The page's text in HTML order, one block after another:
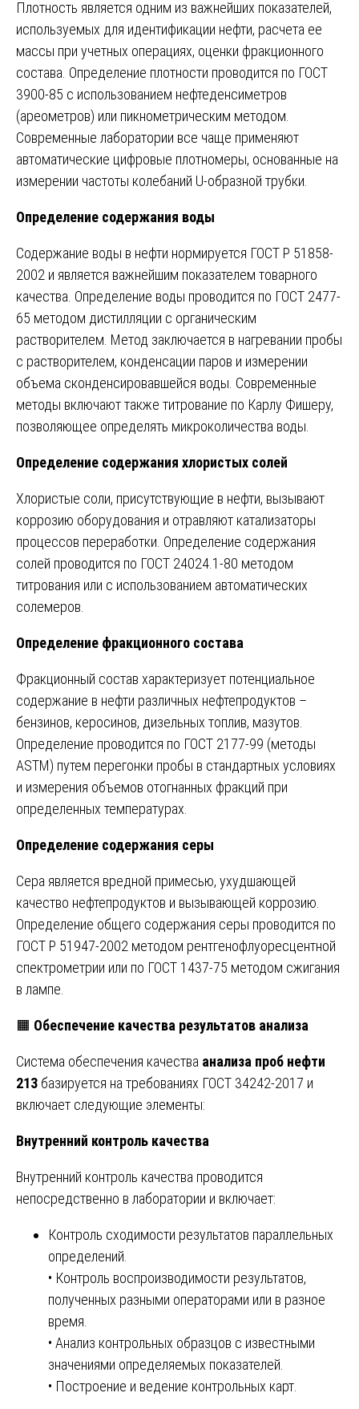
Плотность является одним из важнейших показателей,
используемых для идентификации нефти, расчета ее
массы при учетных операциях, оценки фракционного
состава. Определение плотности проводится по ГОСТ
3900-85 с использованием нефтеденсиметров
(ареометров) или пикнометрическим методом.
Современные лаборатории все чаще применяют
автоматические цифровые плотномеры, основанные на
измерении частоты колебаний U-образной трубки.
Определение содержания воды
Содержание воды в нефти нормируется ГОСТ Р 51858-
2002 и является важнейшим показателем товарного
качества. Определение воды проводится по ГОСТ 2477-
65 методом дистилляции с органическим
растворителем. Метод заключается в нагревании пробы
с растворителем, конденсации паров и измерении
объема сконденсировавшейся воды. Современные
методы включают также титрование по Карлу Фишеру,
позволяющее определять микроколичества воды.
Определение содержания хлористых солей
Хлористые соли, присутствующие в нефти, вызывают
коррозию оборудования и отравляют катализаторы
процессов переработки. Определение содержания
солей проводится по ГОСТ 24024.1-80 методом
титрования или с использованием автоматических
солемеров.
Определение фракционного состава
Фракционный состав характеризует потенциальное
содержание в нефти различных нефтепродуктов –
бензинов, керосинов, дизельных топлив, мазутов.
Определение проводится по ГОСТ 2177-99 (методы
ASTM) путем перегонки пробы в стандартных условиях
и измерения объемов отогнанных фракций при
определенных температурах.
Определение содержания серы
Сера является вредной примесью, ухудшающей
качество нефтепродуктов и вызывающей коррозию.
Определение общего содержания серы проводится по
ГОСТ Р 51947-2002 методом рентгенофлуоресцентной
спектрометрии или по ГОСТ 1437-75 методом сжигания
в лампе.
🟧 Обеспечение качества результатов анализа
Система обеспечения качества анализа проб нефти
213 базируется на требованиях ГОСТ 34242-2017 и
включает следующие элементы:
Внутренний контроль качества
Внутренний контроль качества проводится
непосредственно в лаборатории и включает:
Контроль сходимости результатов параллельных
определений.
• Контроль воспроизводимости результатов,
полученных разными операторами или в разное
время.
• Анализ контрольных образцов с известными
значениями определяемых показателей.
• Построение и ведение контрольных карт.